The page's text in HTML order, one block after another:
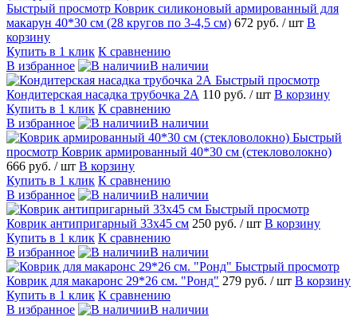
Быстрый просмотр Коврик силиконовый армированный для
макарун 40*30 см (28 кругов по 3-4,5 см) 672 руб. / шт В
корзину
Купить в 1 клик К сравнению
В избранное
В наличии
Быстрый просмотр
Кондитерская насадка трубочка 2А 110 руб. / шт В корзину
Купить в 1 клик К сравнению
В избранное
В наличии
Быстрый
просмотр Коврик армированный 40*30 см (стекловолокно)
666 руб. / шт В корзину
Купить в 1 клик К сравнению
В избранное
В наличии
Быстрый просмотр
Коврик антипригарный 33х45 см 250 руб. / шт В корзину
Купить в 1 клик К сравнению
В избранное
В наличии
Быстрый просмотр
Коврик для макаронс 29*26 см. "Ронд" 279 руб. / шт В корзину
Купить в 1 клик К сравнению
В избранное
В наличии